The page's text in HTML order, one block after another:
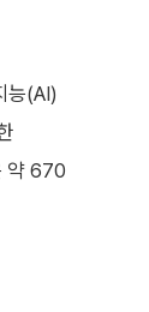
능(AI)
약 670